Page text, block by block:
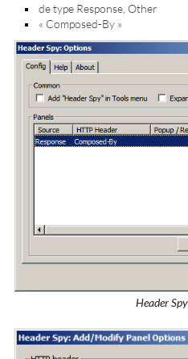
de type Response, Other
« Composed-By »
Header